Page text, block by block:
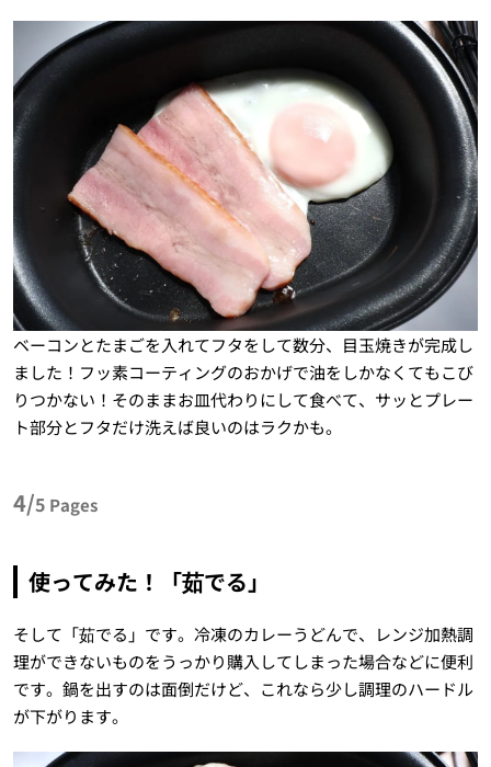
ベーコンとたまごを入れてフタをして数分、目玉焼きが完成し
ました！フッ素コーティングのおかげで油をしかなくてもこび
りつかない！そのままお皿代わりにして食べて、サッとプレー
ト部分とフタだけ洗えば良いのはラクかも。
4/5 Pages
使ってみた！「茹でる」
そして「茹でる」です。冷凍のカレーうどんで、レンジ加熱調
理ができないものをうっかり購入してしまった場合などに便利
です。鍋を出すのは面倒だけど、これなら少し調理のハードル
が下がります。